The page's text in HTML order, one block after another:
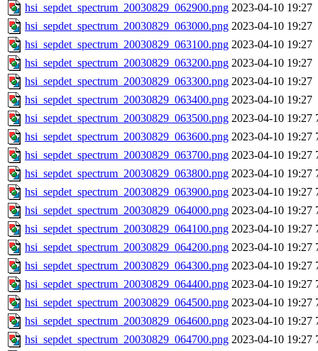
hsi_sepdet_spectrum_20030829_062900.png 2023-04-10 19:27
hsi_sepdet_spectrum_20030829_063000.png 2023-04-10 19:27
hsi_sepdet_spectrum_20030829_063100.png 2023-04-10 19:27
hsi_sepdet_spectrum_20030829_063200.png 2023-04-10 19:27
hsi_sepdet_spectrum_20030829_063300.png 2023-04-10 19:27
hsi_sepdet_spectrum_20030829_063400.png 2023-04-10 19:27
hsi_sepdet_spectrum_20030829_063500.png 2023-04-10 19:27
hsi_sepdet_spectrum_20030829_063600.png 2023-04-10 19:27
hsi_sepdet_spectrum_20030829_063700.png 2023-04-10 19:27
hsi_sepdet_spectrum_20030829_063800.png 2023-04-10 19:27
hsi_sepdet_spectrum_20030829_063900.png 2023-04-10 19:27
hsi_sepdet_spectrum_20030829_064000.png 2023-04-10 19:27
hsi_sepdet_spectrum_20030829_064100.png 2023-04-10 19:27
hsi_sepdet_spectrum_20030829_064200.png 2023-04-10 19:27
hsi_sepdet_spectrum_20030829_064300.png 2023-04-10 19:27
hsi_sepdet_spectrum_20030829_064400.png 2023-04-10 19:27
hsi_sepdet_spectrum_20030829_064500.png 2023-04-10 19:27
hsi_sepdet_spectrum_20030829_064600.png 2023-04-10 19:27
hsi_sepdet_spectrum_20030829_064700.png 2023-04-10 19:27